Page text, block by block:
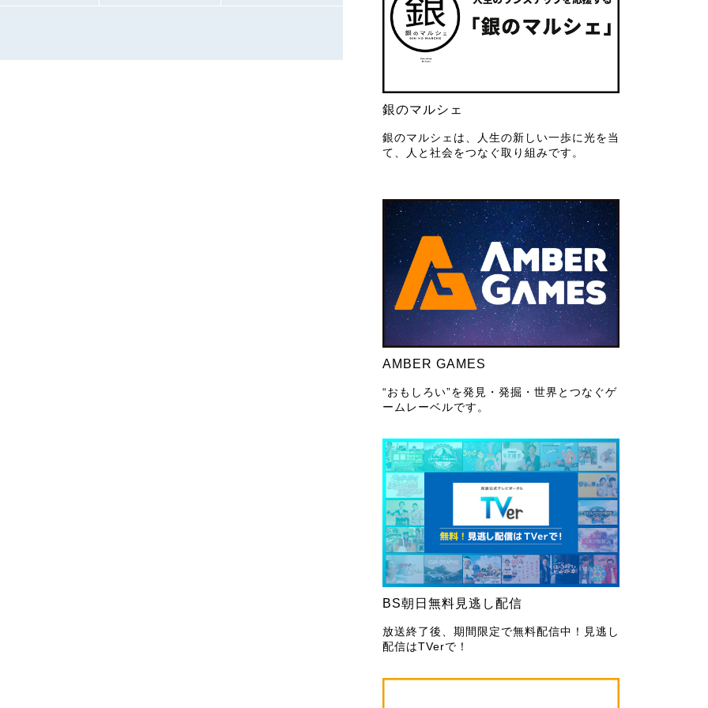
銀のマルシェ
銀のマルシェは、人生の新しい一歩に光を当
て、人と社会をつなぐ取り組みです。
AMBER GAMES
“おもしろい”を発見・発掘・世界とつなぐゲ
ームレーベルです。
BS朝日無料見逃し配信
放送終了後、期間限定で無料配信中！見逃し
配信はTVerで！